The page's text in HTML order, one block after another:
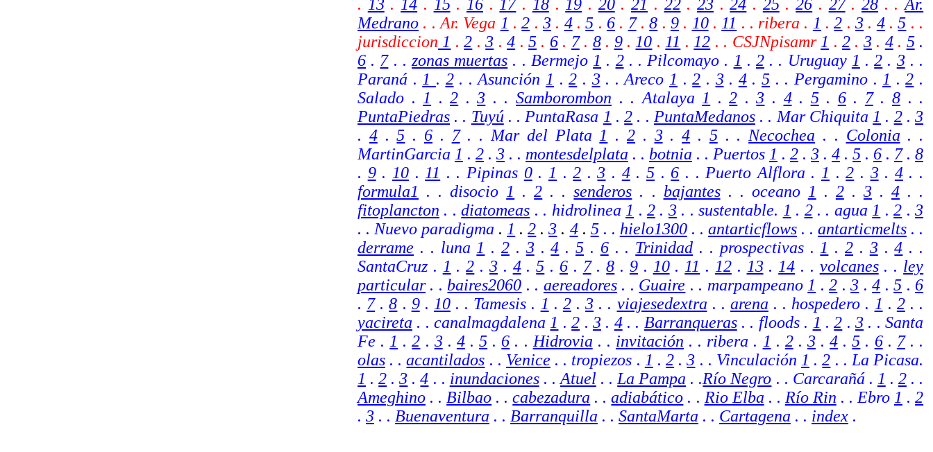
. 13. 14 . 15. 16. 17. 18. 19 . 20.21 . 22. 23.24 . 25.26 . 27.28 . .Ar.
Medrano . . Ar. Vega 1 .2 . 3. 4.5 . 6. 7.8 . 9. 10. 11 . . ribera . 1 .2 .3 . 4. 5 . .
jurisdiccion 1 .2 .3 . 4 .5 . 6. 7. 8. 9. 10 . 11 . 12 . . CSJNpisamr 1 . 2. 3. 4. 5.
6 . 7. .zonas muertas . . Bermejo 1 . 2. . Pilcomayo . 1 .2 . . Uruguay 1 .2 . 3. .
Paraná . 1 . 2. . Asunción 1 .2 . 3. . Areco 1 .2 . 3. 4. 5 . . Pergamino . 1 .2 .
Salado . 1 .2 .3 . . Samborombon . . Atalaya 1 .2 .3 . 4. 5. 6. 7. 8. .
PuntaPiedras . . Tuyú . . PuntaRasa 1 .2 . . PuntaMedanos. . Mar Chiquita 1 . 2.3
. 4.5 . 6. 7. . Mar del Plata 1 . 2. 3.4 . 5. . Necochea . . Colonia . .
MartinGarcia 1 . 2 . 3 . . montesdelplata . . botnia . . Puertos 1 . 2 . 3 . 4 . 5 . 6 . 7. 8
. 9. 10. 11 . . Pipinas 0. 1 .2 .3 . 4.5 . 6 . . Puerto Alflora . 1 .2 . 3. 4. .
formula1 . . disocio 1 .2 . .senderos . . bajantes. . oceano 1 . 2. 3.4 . .
fitoplancton . .diatomeas . . hidrolinea 1 . 2. 3. . sustentable. 1 . 2. . agua 1 .2 .3
. . Nuevo paradigma . 1 .2 .3 . 4. 5 . . hielo1300. . antarticflows. . antarticmelts. .
derrame . . luna 1 .2 . 3.4 .5 . 6. . Trinidad . . prospectivas . 1 .2 . 3.4 . .
SantaCruz . 1 .2 . 3. 4.5 . 6. 7.8 . 9. 10. 11 . 12. 13. 14 . . volcanes. . ley
particular. . baires2060 . . aereadores. . Guaire . . marpampeano 1 .2 .3 .4 .5 . 6
. 7.8 . 9. 10. . Tamesis . 1 . 2.3 . . viajesedextra . . arena . . hospedero . 1 . 2. .
yacireta . . canalmagdalena 1 .2 . 3. 4. . Barranqueras. . floods . 1 .2 .3 . . Santa
Fe . 1 .2 . 3. 4.5 . 6 . . Hidrovia . . invitación . . ribera . 1 . 2. 3.4 .5 . 6. 7. .
olas . .acantilados . . Venice . . tropiezos . 1 .2 .3 . . Vinculación 1 .2 . . La Picasa.
1 .2 .3 .4 . . inundaciones. . Atuel . . La Pampa . .Río Negro . . Carcarañá . 1 . 2. .
Ameghino . . Bilbao . .cabezadura . .adiabático . . Rio Elba . . Río Rin . . Ebro 1 .2
. 3 . . Buenaventura . . Barranquilla . . SantaMarta . . Cartagena . . index .